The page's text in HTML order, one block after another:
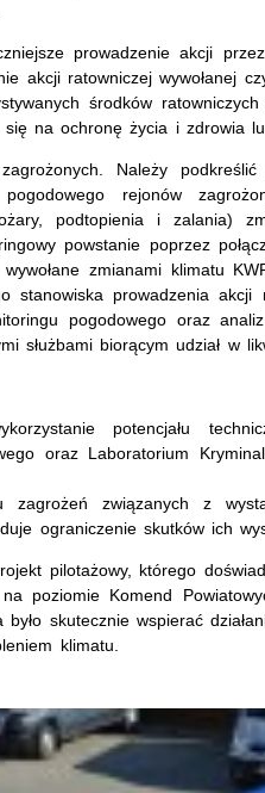
prowadzenie akcji
akcji ratowniczej wywołanej
środków
się na ochronę życia i zdrowia
Należy
rejonów
podtopienia i zalania)
powstanie poprzez
zmianami klimatu
stanowiska prowadzenia
pogodowego oraz
służbami biorącym udział w
potencjału
oraz Laboratorium
zagrożeń związanych z
ograniczenie skutków ich
pilotażowy, którego
poziomie Komend
było skutecznie wspierać
klimatu.